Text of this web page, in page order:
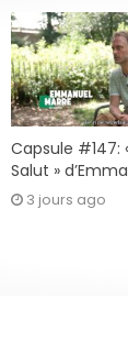
Capsule #147:
Salut »
3 jours ago